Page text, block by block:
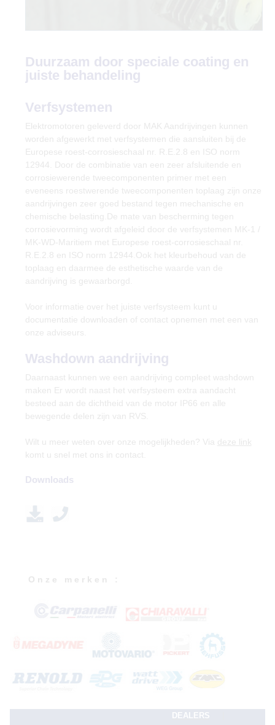
Duurzaam door speciale coating en
juiste behandeling
Verfsystemen
Elektromotoren geleverd door MAK Aandrijvingen kunnen
worden afgewerkt met verfsystemen die aansluiten bij de
Europese roest-corrosieschaal nr. R.E.2.8 en ISO norm
12944. Door de combinatie van een zeer afsluitende en
corrosiewerende tweecomponenten primer met een
eveneens roestwerende tweecomponenten toplaag zijn onze
aandrijvingen zeer goed bestand tegen mechanische en
chemische belasting.De mate van bescherming tegen
corrosievorming wordt afgeleid door de verfsystemen MK-1 /
MK-WD-Maritiem met Europese roest-corrosieschaal nr.
R.E.2.8 en ISO norm 12944.Ook het kleurbehoud van de
toplaag en daarmee de esthetische waarde van de
aandrijving is gewaarborgd.
Voor informatie over het juiste verfsysteem kunt u
documentatie downloaden of contact opnemen met een van
onze adviseurs.
Washdown aandrijving
Daarnaast kunnen we een aandrijving compleet washdown
maken Er wordt naast het verfsysteem extra aandacht
besteed aan de dichtheid van de motor IP66 en alle
bewegende delen zijn van RVS.
Wilt u meer weten over onze mogelijkheden? Via
deze link
komt u snel met ons in contact.
Downloads
O n z e m e r k e n :
DEALERS